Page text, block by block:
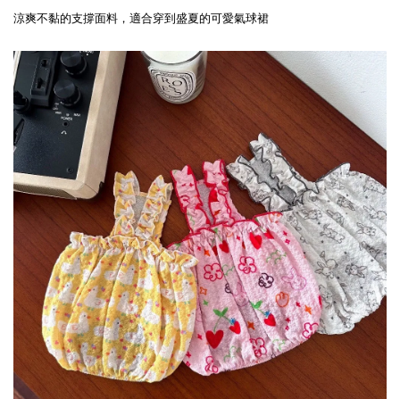
涼爽不黏的支撐面料，適合穿到盛夏的可愛氣球裙